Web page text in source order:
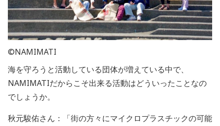
©NAMIMATI
海を守ろうと活動している団体が増えている中で、
NAMIMATIだからこそ出来る活動はどういったことなの
でしょうか。
秋元駿佑さん：「街の方々にマイクロプラスチックの可能